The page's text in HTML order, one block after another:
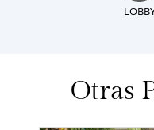
Otras